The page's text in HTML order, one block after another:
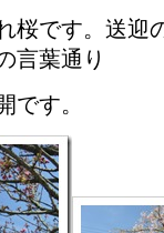
桜です。送迎
言葉通り
です。